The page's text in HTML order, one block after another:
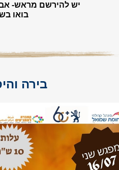
יש להירשם מראש- אברהם-
בואו
בירה